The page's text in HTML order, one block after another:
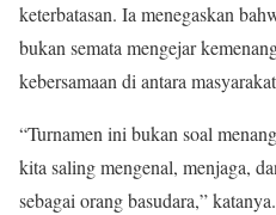
keterbatasan. Ia menegaskan
bukan semata mengejar
kebersamaan di antara
“Turnamen ini bukan soal
kita saling mengenal, menjaga,
sebagai orang basudara,” katanya.